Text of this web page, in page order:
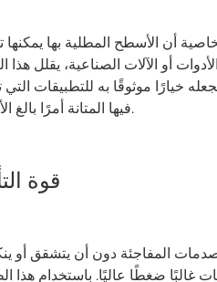
أن الأسطح المطلية بها يمكنها
أو الآلات الصناعية، يقلل هذا
خيارًا موثوقًا به للتطبيقات
فيها المتانة أمرًا بالغ الأهمية.
قوة
المفاجئة دون أن يتشقق أو
ضغطًا عاليًا. باستخدام هذا